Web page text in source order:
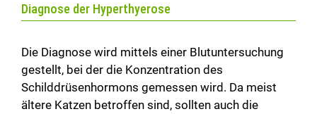
Diagnose der Hyperthyerose
Die Diagnose wird mittels einer Blutuntersuchung
gestellt, bei der die Konzentration des
Schilddrüsenhormons gemessen wird. Da meist
ältere Katzen betroffen sind, sollten auch die